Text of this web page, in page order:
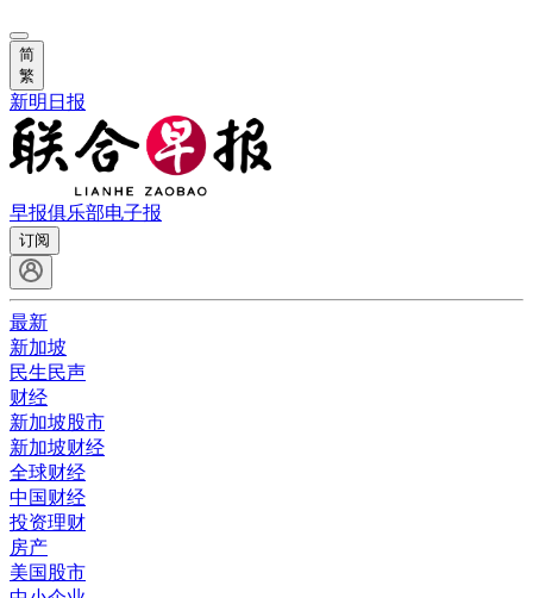
简
繁
新明日报
早报俱乐部电子报
订阅
最新
新加坡
民生民声
财经
新加坡股市
新加坡财经
全球财经
中国财经
投资理财
房产
美国股市